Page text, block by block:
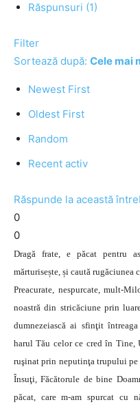
Răspunsuri (1)
Filter
Sortează după: Cele mai
Newest First
Oldest First
Random
Recent activ
Răspunde la această
0
0
Dragă frate, e păcat pentru
mărturisește, și caută rugăciunea
Preacurate, nespurcate,
noastră din stricăciune prin
dumnezeiască ai sfinţit
harul Tău celor ce cred în Tine,
ruşinat prin neputinţa trupului
Însuţi, Făcătorule de bine
păcat, care m‑am spurcat cu